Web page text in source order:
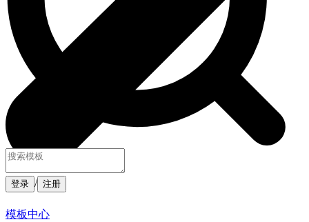
登录 / 注册
模板中心